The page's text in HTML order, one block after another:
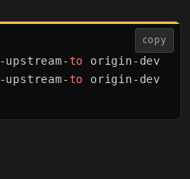
copy
-upstream-to
-upstream-to origin-dev/